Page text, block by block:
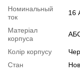
Номинальный
ток
16
Матеріал
корпуса
Колір корпусу
Стан